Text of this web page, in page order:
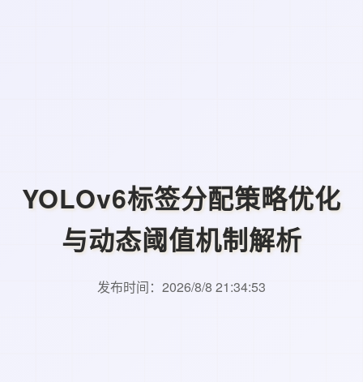
YOLOv6标签分配策略优化
与动态阈值机制解析
发布时间：2026/8/8 21:34:53